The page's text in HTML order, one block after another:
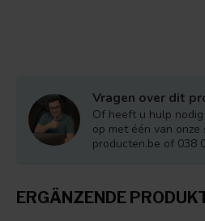
Vragen over dit
Of heeft u hulp
op met één van
producten.be of 038
ERGÄNZENDE